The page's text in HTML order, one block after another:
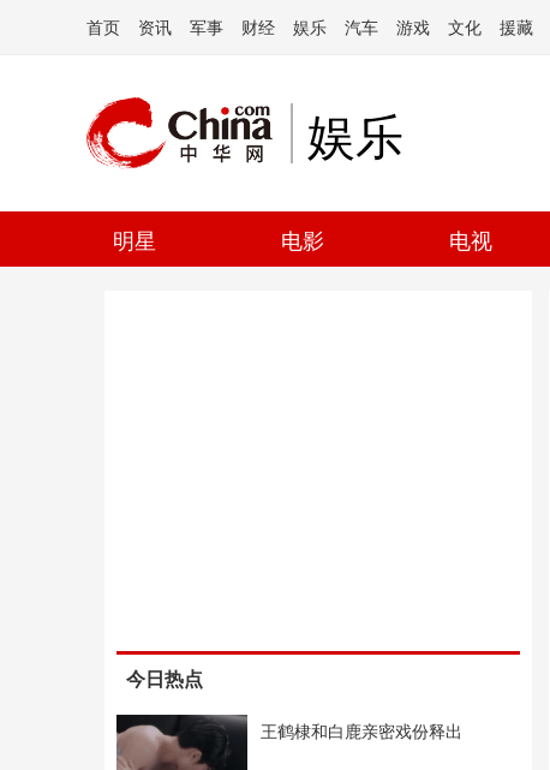
首页 资讯 军事 财经 娱乐 汽车 游戏 文化 援藏
娱乐
明星 电影 电视
今日热点
王鹤棣和白鹿亲密戏份释出